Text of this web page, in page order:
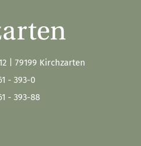
| 79199 Kirchzarten
- 393-0
- 393-88